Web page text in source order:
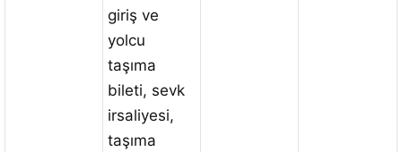
giriş ve
yolcu
taşıma
bileti, sevk
irsaliyesi,
taşıma